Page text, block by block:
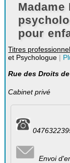
Madame
pour
Titres
et Psychologue |
Rue des Droits
Cabinet privé
Envoi